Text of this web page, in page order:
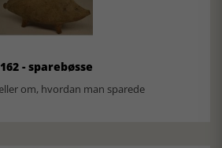
- sparebøsse
om, hvordan man sparede